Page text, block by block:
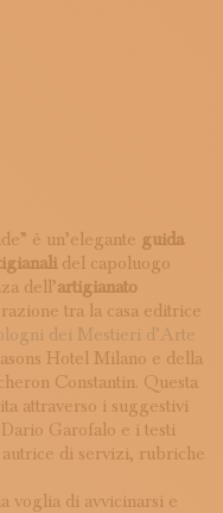
è un’elegante guida
del capoluogo
dell’artigianato
tra la casa editrice
dei Mestieri d’Arte
Hotel Milano e della
Constantin. Questa
attraverso i suggestivi
Garofalo e i testi
di servizi, rubriche
voglia di avvicinarsi e